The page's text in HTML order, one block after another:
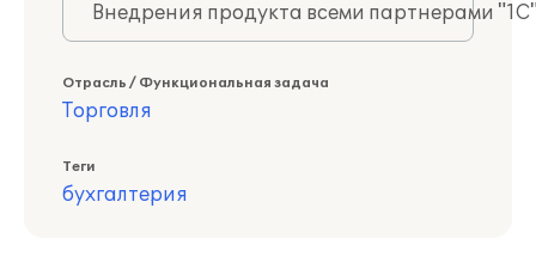
Внедрения продукта всеми партнерами
Отрасль / Функциональная задача
Торговля
Теги
бухгалтерия